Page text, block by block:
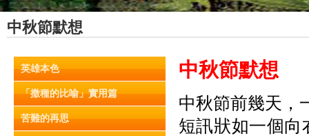
中秋節默想
英雄本色
「撒種的比喻」實用篇
苦難的再思
中秋節默想
中秋節前幾天，
短訊狀如一個向